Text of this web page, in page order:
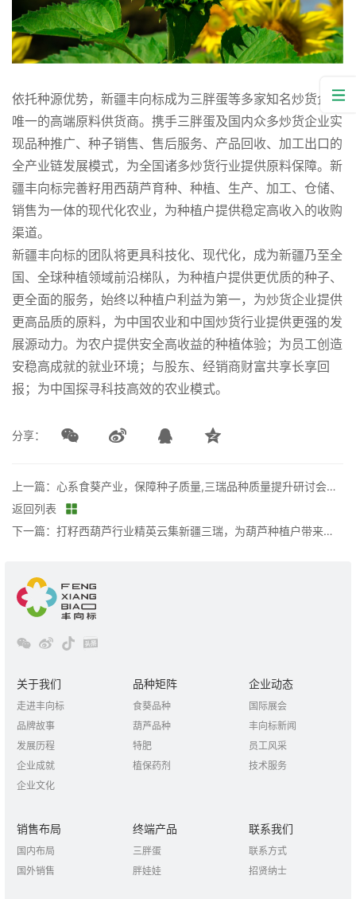
依托种源优势，新疆丰向标成为三胖蛋等多家知名炒货企业
唯一的高端原料供货商。携手三胖蛋及国内众多炒货企业实
现品种推广、种子销售、售后服务、产品回收、加工出口的
全产业链发展模式，为全国诸多炒货行业提供原料保障。新
疆丰向标完善籽用西葫芦育种、种植、生产、加工、仓储、
销售为一体的现代化农业，为种植户提供稳定高收入的收购
渠道。
新疆丰向标的团队将更具科技化、现代化，成为新疆乃至全
国、全球种植领域前沿梯队，为种植户提供更优质的种子、
更全面的服务，始终以种植户利益为第一，为炒货企业提供
更高品质的原料，为中国农业和中国炒货行业提供更强的发
展源动力。为农户提供安全高收益的种植体验；为员工创造
安稳高成就的就业环境；与股东、经销商财富共享长享回
报；为中国探寻科技高效的农业模式。
分享：
上一篇：心系食葵产业，保障种子质量,三瑞品种质量提升研讨会紧密召开
返回列表
下一篇：打籽西葫芦行业精英云集新疆三瑞，为葫芦种植户带来哪些优势？
关于我们
走进丰向标
品牌故事
发展历程
企业成就
企业文化
品种矩阵
食葵品种
葫芦品种
特肥
植保药剂
企业动态
国际展会
丰向标新闻
员工风采
技术服务
销售布局
国内布局
国外销售
终端产品
三胖蛋
胖娃娃
联系我们
联系方式
招贤纳士